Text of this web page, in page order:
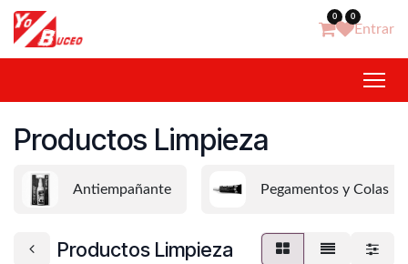
Ir al contenido 0 0
Entrar
Productos Limpieza
Antiempañante Pegamentos y Colas
Productos Limpieza